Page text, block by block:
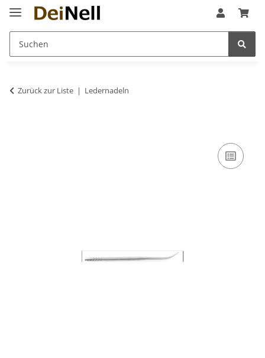
Zurück zur Liste Ledernadeln